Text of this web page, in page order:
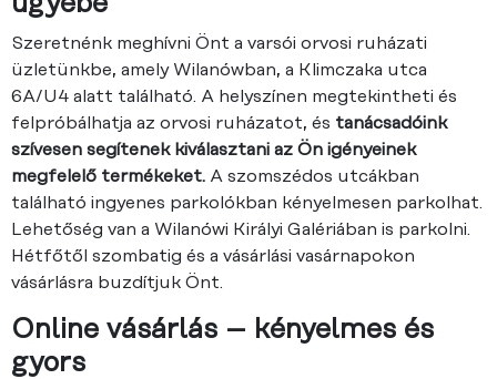
Szeretnénk meghívni Önt a varsói orvosi ruházati
üzletünkbe, amely Wilanówban, a Klimczaka utca
6A/U4 alatt található. A helyszínen megtekintheti és
felpróbálhatja az orvosi ruházatot, és tanácsadóink
szívesen segítenek kiválasztani az Ön igényeinek
megfelelő termékeket. A szomszédos utcákban
található ingyenes parkolókban kényelmesen parkolhat.
Lehetőség van a Wilanówi Királyi Galériában is parkolni.
Hétfőtől szombatig és a vásárlási vasárnapokon
vásárlásra buzdítjuk Önt.
Online vásárlás – kényelmes és
gyors